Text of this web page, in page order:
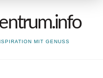
MIT GENUSS